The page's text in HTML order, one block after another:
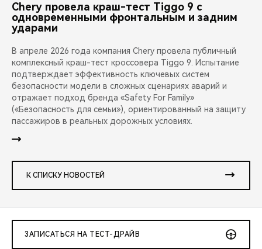
Chery провела краш-тест Tiggo 9 с
одновременными фронтальным и задним
ударами
В апреле 2026 года компания Chery провела публичный
комплексный краш-тест кроссовера Tiggo 9. Испытание
подтверждает эффективность ключевых систем
безопасности модели в сложных сценариях аварий и
отражает подход бренда «Safety For Family»
(«Безопасность для семьи»), ориентированный на защиту
пассажиров в реальных дорожных условиях.
К СПИСКУ НОВОСТЕЙ
ЗАПИСАТЬСЯ НА ТЕСТ-ДРАЙВ